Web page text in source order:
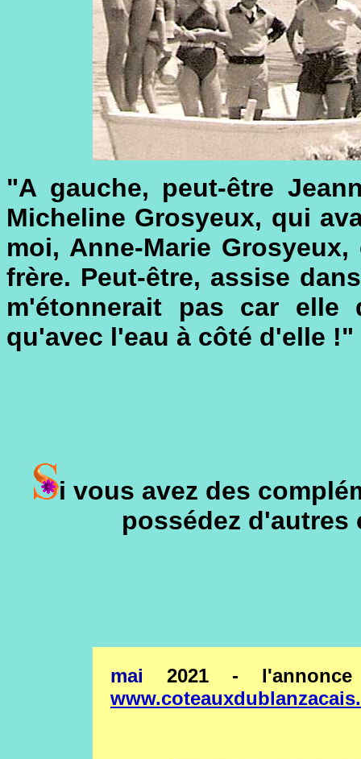
"A gauche, peut-être
Micheline Grosyeux, qui
moi, Anne-Marie
frère. Peut-être, assise
m'étonnerait pas car
qu'avec l'eau à côté d'elle !"
i vous avez des
possédez
mai2021 -